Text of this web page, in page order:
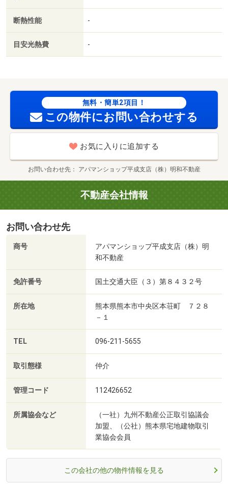
２駅利用可／駅徒歩５分以内／駅徒歩１０分以内／築５年
以内／プロパンガス／礼金１ヶ月／保証会社利用可／ムサ
シプラザ（ショッピングセンター）まで３００ｍ／熊本武
他）まで６００ｍ／熊本銀行武蔵ヶ丘支店（銀行）まで７
５０ｍ／ゆめタウン光の森店（ショッピングセンター）ま
で１４００ｍ/賃貸戸数:15戸
断熱性能 -
目安光熱費 -
無料・簡単2項目！
この物件にお問い合わせする
お気に入りに追加する
お問い合わせ先 アパマンショップ平成支店（株）明和不動産
不動産会社情報
お問い合わせ先
商号
アパマンショップ平成支店（株）明
和不動産
免許番号 国土交通大臣（３）第８４３２号
所在地
熊本県熊本市中央区本荘町 ７２８
－１
TEL 096-211-5655
取引態様 仲介
管理コード 112426652
所属協会など
（一社）九州不動産公正取引協議会
加盟、（公社）熊本県宅地建物取引
業協会会員
この会社の他の物件情報を見る